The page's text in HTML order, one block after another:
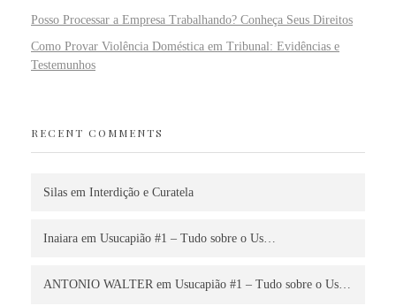
Posso Processar a Empresa Trabalhando? Conheça Seus Direitos
Como Provar Violência Doméstica em Tribunal: Evidências e
Testemunhos
RECENT COMMENTS
Silas em Interdição e Curatela
Inaiara em Usucapião #1 – Tudo sobre o Us…
ANTONIO WALTER em Usucapião #1 – Tudo sobre o Us…